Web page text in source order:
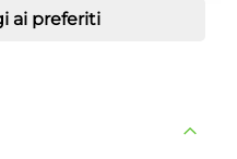
ai preferiti